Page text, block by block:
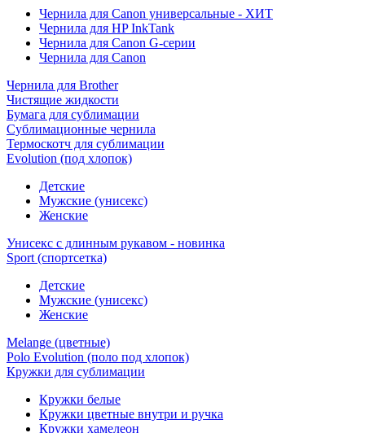
Чернила для Canon универсальные - ХИТ
Чернила для HP InkTank
Чернила для Canon G-серии
Чернила для Canon
Чернила для Brother
Чистящие жидкости
Бумага для сублимации
Сублимационные чернила
Термоскотч для сублимации
Evolution (под хлопок)
Детские
Мужские (унисекс)
Женские
Унисекс с длинным рукавом - новинка
Sport (спортсетка)
Детские
Мужские (унисекс)
Женские
Melange (цветные)
Polo Evolution (поло под хлопок)
Кружки для сублимации
Кружки белые
Кружки цветные внутри и ручка
Кружки хамелеон